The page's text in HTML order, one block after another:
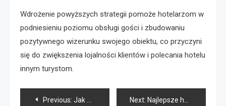
Wdrożenie powyższych strategii pomoże hotelarzom w
podniesieniu poziomu obsługi gości i zbudowaniu
pozytywnego wizerunku swojego obiektu, co przyczyni
się do zwiększenia lojalności klientów i polecania hotelu
innym turystom.
Nawigacja
Previous: Jak Oszczędzać na Wydatkach Podczas Podróży Next: Najlepsze hotele nad polskimi jeziorami